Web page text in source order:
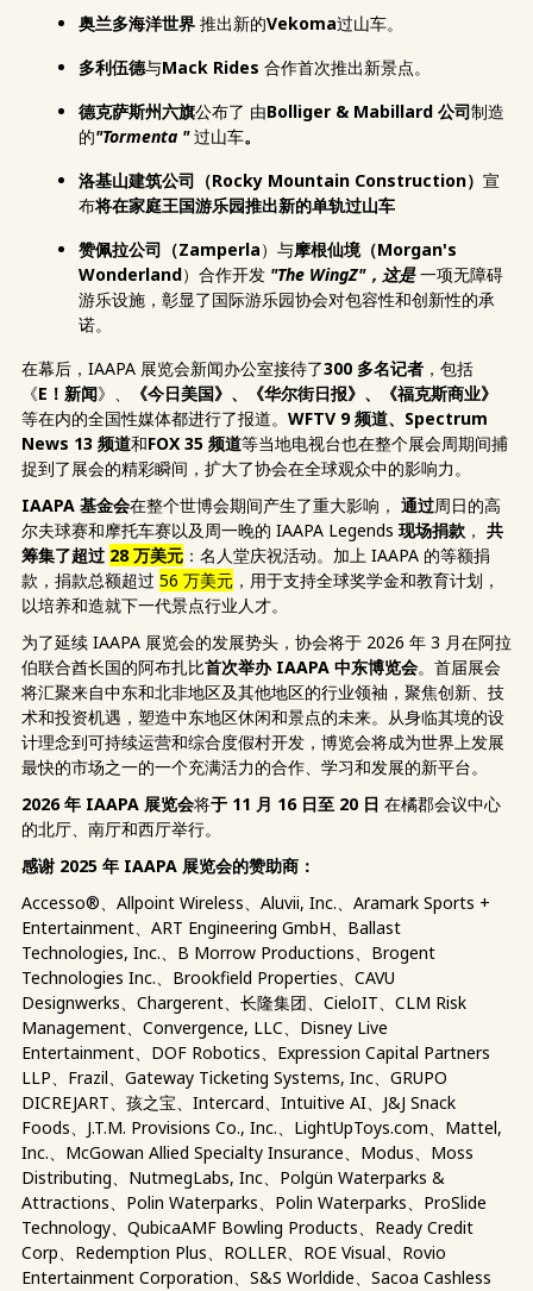
奥兰多海洋世界 推出新的Vekoma过山车。
多利伍德与Mack Rides 合作首次推出新景点。
德克萨斯州六旗公布了 由Bolliger & Mabillard 公司制造
的"Tormenta "过山车。
洛基山建筑公司（Rocky Mountain Construction） 宣
布将在家庭王国游乐园推出新的单轨过山车
赞佩拉公司（Zamperla）与摩根仙境（Morgan's
Wonderland）合作开发 "The WingZ"，这是一项无障碍
游乐设施，彰显了国际游乐园协会对包容性和创新性的承
诺。
在幕后，IAAPA 展览会新闻办公室接待了300 多名记者 ，包括
《E！新闻》、
《今日美国》、《华尔街日报》、《福克斯商业》
等在内的全国性媒体都进行了报道。 WFTV 9 频道、Spectrum
News 13 频道和FOX 35 频道等当地电视台也在整个展会周期间捕
捉到了展会的精彩瞬间，扩大了协会在全球观众中的影响力。
IAAPA 基金会在整个世博会期间产生了重大影响， 通过周日的高
尔夫球赛和摩托车赛以及周一晚的 IAAPA Legends 现场捐款 ， 共
筹集了超过 28 万美元 ：名人堂庆祝活动。加上 IAAPA 的等额捐
款，捐款总额超过 56 万美元 ，用于支持全球奖学金和教育计划，
以培养和造就下一代景点行业人才。
为了延续 IAAPA 展览会的发展势头，协会将于 2026 年 3 月在阿拉
伯联合酋长国的阿布扎比首次举办 IAAPA 中东博览会。首届展会
将汇聚来自中东和北非地区及其他地区的行业领袖，聚焦创新、技
术和投资机遇，塑造中东地区休闲和景点的未来。从身临其境的设
计理念到可持续运营和综合度假村开发，博览会将成为世界上发展
最快的市场之一的一个充满活力的合作、学习和发展的新平台。
2026 年 IAAPA 展览会将于 11 月 16 日至 20 日 在橘郡会议中心
的北厅、南厅和西厅举行。
感谢 2025 年 IAAPA 展览会的赞助商：
Accesso®、Allpoint Wireless、Aluvii, Inc.、Aramark Sports +
Entertainment、ART Engineering GmbH、Ballast
Technologies, Inc.、B Morrow Productions、Brogent
Technologies Inc.、Brookfield Properties、CAVU
Designwerks、Chargerent、长隆集团、CieloIT、CLM Risk
Management、Convergence, LLC、Disney Live
Entertainment、DOF Robotics、Expression Capital Partners
LLP、Frazil、Gateway Ticketing Systems, Inc、GRUPO
DICREJART、孩之宝、Intercard、Intuitive AI、J&J Snack
Foods、J.T.M. Provisions Co., Inc.、LightUpToys.com、Mattel,
Inc.、McGowan Allied Specialty Insurance、Modus、Moss
Distributing、NutmegLabs, Inc、Polgün Waterparks &
Attractions、Polin Waterparks、Polin Waterparks、ProSlide
Technology、QubicaAMF Bowling Products、Ready Credit
Corp、Redemption Plus、ROLLER、ROE Visual、Rovio
Entertainment Corporation、S&S Worldide、Sacoa Cashless